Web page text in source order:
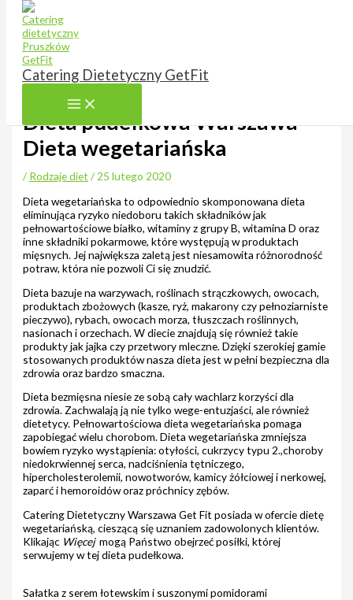
Przejdź do treści
Catering Dietetyczny GetFit
Dieta pudełkowa Warszawa –
Dieta wegetariańska
/ Rodzaje diet / 25 lutego 2020
Dieta wegetariańska to odpowiednio skomponowana dieta
eliminująca ryzyko niedoboru takich składników jak
pełnowartościowe białko, witaminy z grupy B, witamina D oraz
inne składniki pokarmowe, które występują w produktach
mięsnych. Jej największa zaletą jest niesamowita różnorodność
potraw, która nie pozwoli Ci się znudzić.
Dieta bazuje na warzywach, roślinach strączkowych, owocach,
produktach zbożowych (kasze, ryż, makarony czy pełnoziarniste
pieczywo), rybach, owocach morza, tłuszczach roślinnych,
nasionach i orzechach. W diecie znajdują się również takie
produkty jak jajka czy przetwory mleczne. Dzięki szerokiej gamie
stosowanych produktów nasza dieta jest w pełni bezpieczna dla
zdrowia oraz bardzo smaczna.
Dieta bezmięsna niesie ze sobą cały wachlarz korzyści dla
zdrowia. Zachwalają ją nie tylko wege-entuzjaści, ale również
dietetycy. Pełnowartościowa dieta wegetariańska pomaga
zapobiegać wielu chorobom. Dieta wegetariańska zmniejsza
bowiem ryzyko wystąpienia: otyłości, cukrzycy typu 2.,choroby
niedokrwiennej serca, nadciśnienia tętniczego,
hipercholesterolemii, nowotworów, kamicy żółciowej i nerkowej,
zaparć i hemoroidów oraz próchnicy zębów.
Catering Dietetyczny Warszawa Get Fit posiada w ofercie dietę
wegetariańską, cieszącą się uznaniem zadowolonych klientów.
Klikając Więcejmogą Państwo obejrzeć posiłki, której
serwujemy w tej dieta pudełkowa.
Sałatka z serem łotewskim i suszonymi pomidorami